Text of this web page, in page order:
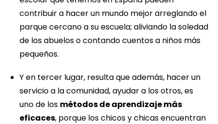
contribuir a hacer un mundo mejor arreglando el
parque cercano a su escuela; aliviando la soledad
de los abuelos o contando cuentos a niños más
pequeños.
Y en tercer lugar, resulta que además, hacer un
servicio a la comunidad, ayudar a los otros, es
uno de los métodos de aprendizaje más
eficaces, porque los chicos y chicas encuentran